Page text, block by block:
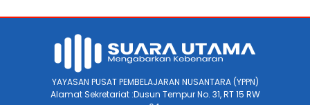
YAYASAN PUSAT PEMBELAJARAN NUSANTARA (YPPN)
Alamat Sekretariat :Dusun Tempur No. 31, RT 15 RW